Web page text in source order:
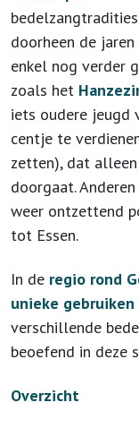
doorheen de
enkel nog verder
zoals het
iets oudere jeugd
centje te
zetten), dat
doorgaat.
weer ontzettend
tot Essen.
In de regio rond
unieke gebruiken
verschillende
beoefend in deze
Overzicht